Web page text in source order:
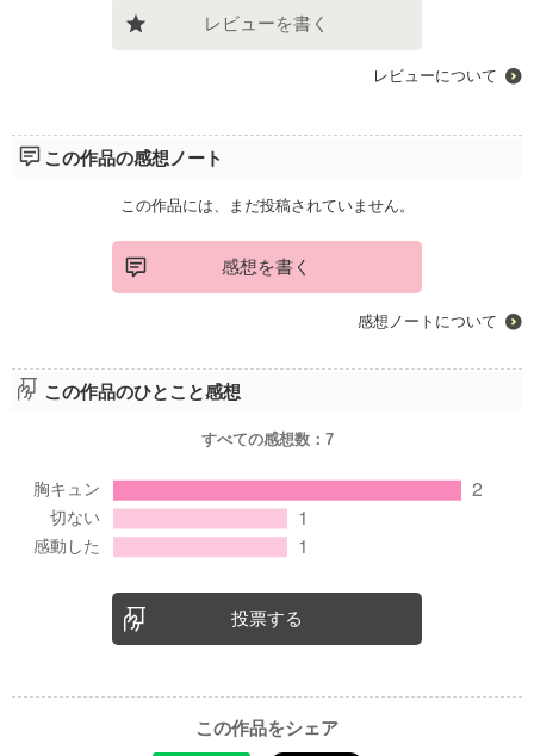
レビューを書く
レビューについて
この作品の感想ノート
この作品には、まだ投稿されていません。
感想を書く
感想ノートについて
この作品のひとこと感想
すべての感想数： 7
投票する
この作品をシェア